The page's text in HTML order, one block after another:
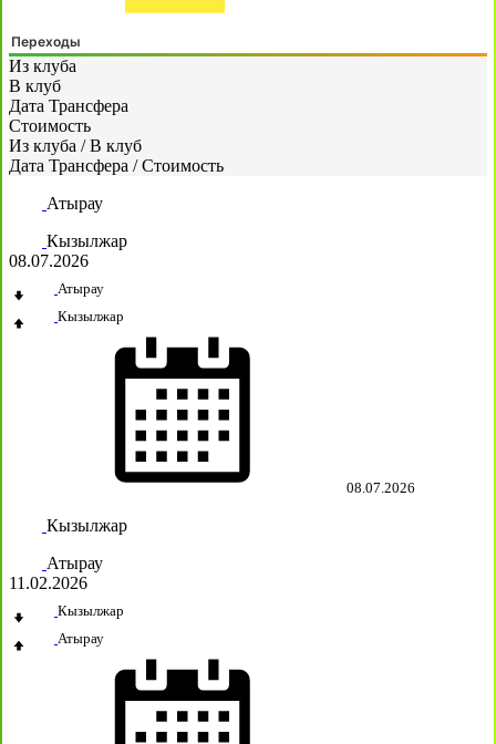
Переходы
Из клуба
В клуб
Дата Трансфера
Стоимость
Из клуба / В клуб
Дата Трансфера / Стоимость
Атырау
Кызылжар
08.07.2026
Атырау
Кызылжар
08.07.2026
Кызылжар
Атырау
11.02.2026
Кызылжар
Атырау